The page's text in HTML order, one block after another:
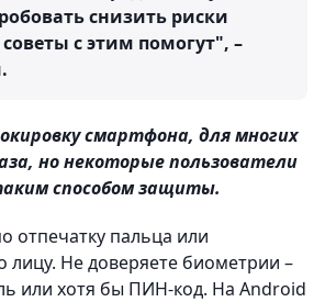
снизить риски
с этим помогут", –
смартфона, для многих
но некоторые пользователи
способом защиты.
отпечатку пальца или
лицу. Не доверяете биометрии –
или хотя бы ПИН‑код. На Android